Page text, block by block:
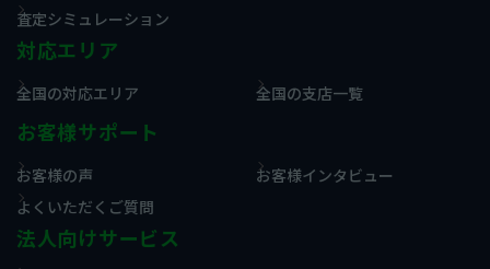
査定シミュレーション
対応エリア
全国の対応エリア 全国の支店一覧
お客様サポート
お客様の声
お客様インタビュー
よくいただくご質問
法人向けサービス